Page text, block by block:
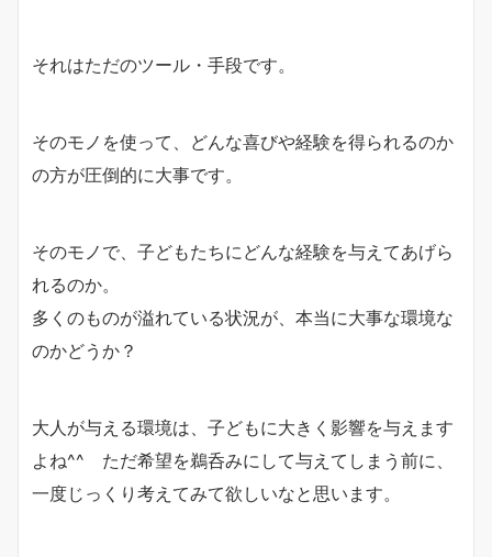
それはただのツール・手段です。
そのモノを使って、どんな喜びや経験を得られるのか
の方が圧倒的に大事です。
そのモノで、子どもたちにどんな経験を与えてあげら
れるのか。
多くのものが溢れている状況が、本当に大事な環境な
のかどうか？
大人が与える環境は、子どもに大きく影響を与えます
よね^^ ただ希望を鵜呑みにして与えてしまう前に、
一度じっくり考えてみて欲しいなと思います。